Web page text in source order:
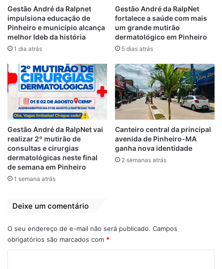
Gestão André da Ralpnet
impulsiona educação de
Pinheiro e município alcança
melhor Ideb da história
1 dia atrás
Gestão André da RalpNet
fortalece a saúde com mais
um grande mutirão
dermatológico em Pinheiro
5 dias atrás
Gestão André da RalpNet vai
realizar 2º mutirão de
consultas e cirurgias
dermatológicas neste final
de semana em Pinheiro
1 semana atrás
Canteiro central da principal
avenida de Pinheiro-MA
ganha nova identidade
2 semanas atrás
Deixe um comentário
O seu endereço de e-mail não será publicado. Campos
obrigatórios são marcados com *